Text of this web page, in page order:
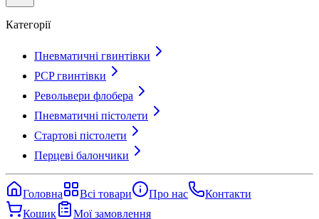
Категорії
Пневматичні гвинтівки
PCP гвинтівки
Револьвери флобера
Пневматичні пістолети
Стартові пістолети
Перцеві балончики
Головна Всі товари Про нас
Контакти
Кошик
Мої замовлення